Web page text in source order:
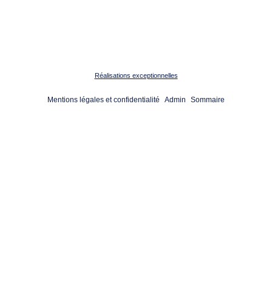
Réalisations exceptionnelles
Mentions légales et confidentialité Admin Sommaire